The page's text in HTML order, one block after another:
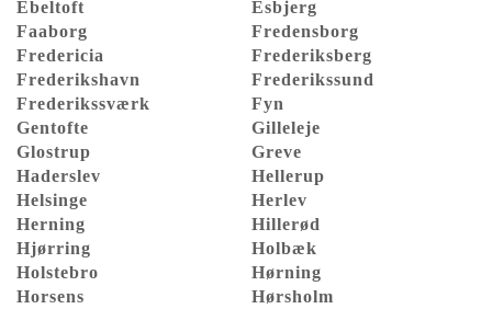
Ebeltoft
Esbjerg
Faaborg
Fredensborg
Fredericia
Frederiksberg
Frederikshavn
Frederikssund
Frederikssværk
Fyn
Gentofte
Gilleleje
Glostrup
Greve
Haderslev
Hellerup
Helsinge
Herlev
Herning
Hillerød
Hjørring
Holbæk
Holstebro
Hørning
Horsens
Hørsholm